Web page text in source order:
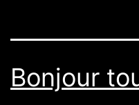
Bonjour